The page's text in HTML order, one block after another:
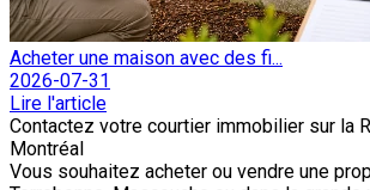
Acheter une maison avec des fi...
2026-07-31
Lire l'article
Contactez votre courtier immobilier sur la
Montréal
Vous souhaitez acheter ou vendre une